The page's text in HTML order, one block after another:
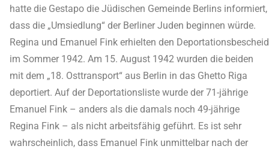
hatte die Gestapo die Jüdischen Gemeinde Berlins informiert,
dass die „Umsiedlung“ der Berliner Juden beginnen würde.
Regina und Emanuel Fink erhielten den Deportationsbescheid
im Sommer 1942. Am 15. August 1942 wurden die beiden
mit dem „18. Osttransport“ aus Berlin in das Ghetto Riga
deportiert. Auf der Deportationsliste wurde der 71-jährige
Emanuel Fink – anders als die damals noch 49-jährige
Regina Fink – als nicht arbeitsfähig geführt. Es ist sehr
wahrscheinlich, dass Emanuel Fink unmittelbar nach der